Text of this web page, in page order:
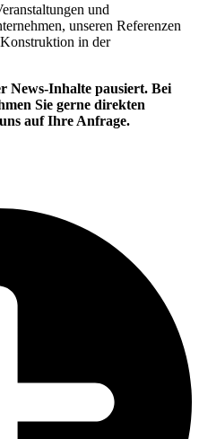
und
unseren Referenzen
in der
News-Inhalte pausiert. Bei
Sie gerne direkten
auf Ihre Anfrage.